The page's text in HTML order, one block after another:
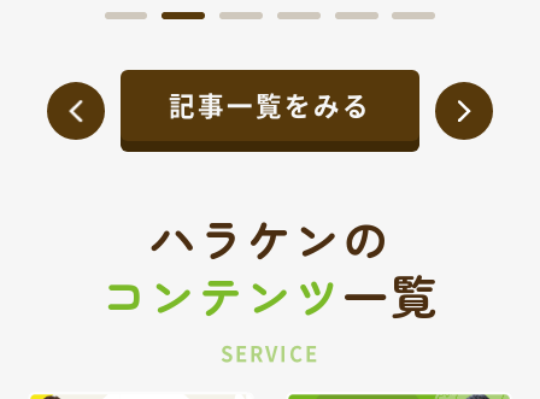
記事一覧をみる
ハラケンの
コンテンツ一覧
SERVICE